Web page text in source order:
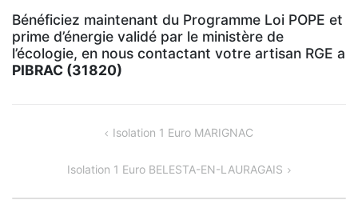
Bénéficiez maintenant du Programme Loi POPE et
prime d’énergie validé par le ministère de
l’écologie, en nous contactant votre artisan RGE a
PIBRAC (31820)
NAVIGATION
L’ARTICLE
Isolation 1 Euro MARIGNAC
Isolation 1 Euro BELESTA-EN-LAURAGAIS